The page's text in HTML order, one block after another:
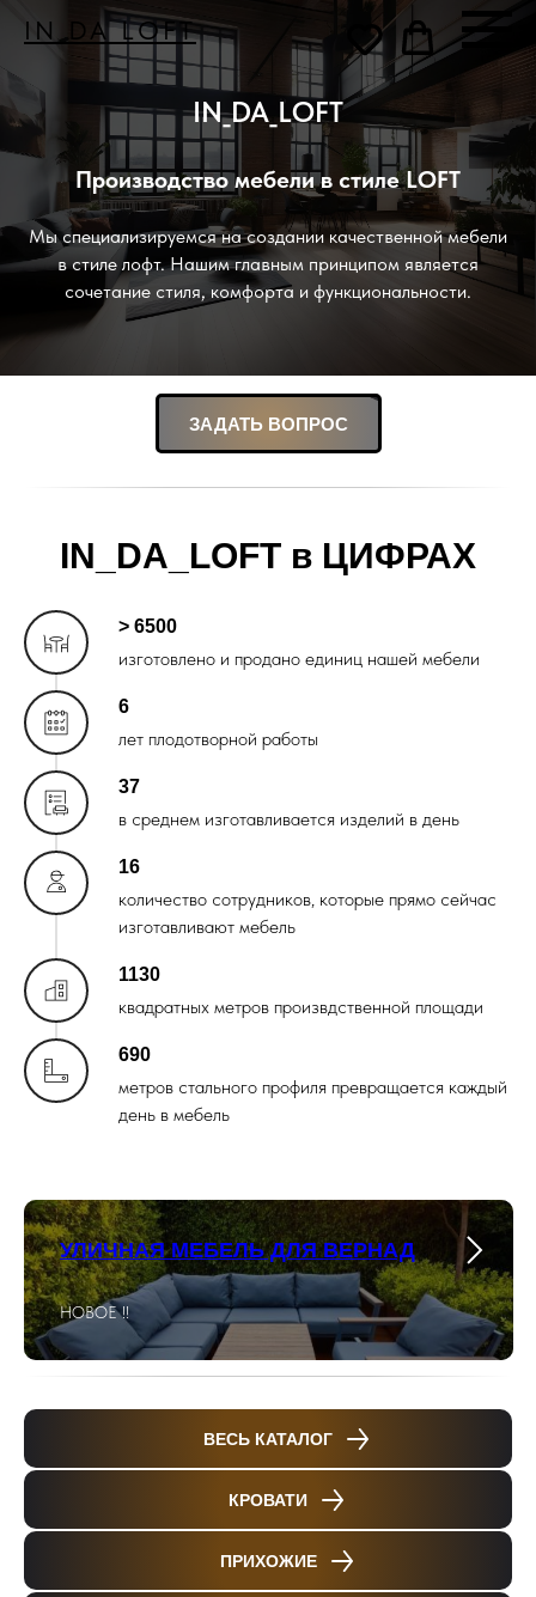
IN_DA_LOFT
IN_DA_LOFT
Производство мебели в стиле LOFT
Мы специализируемся на создании качественной мебели
в стиле лофт. Нашим главным принципом является
сочетание стиля, комфорта и функциональности.
ЗАДАТЬ ВОПРОС
IN_DA_LOFT в ЦИФРАХ
> 6500
изготовлено и продано единиц нашей мебели
6
лет плодотворной работы
37
в среднем изготавливается изделий в день
16
количество сотрудников, которые прямо сейчас
изготавливают мебель
1130
квадратных метров произвдственной площади
690
метров стального профиля превращается каждый
день в мебель
УЛИЧНАЯ МЕБЕЛЬ ДЛЯ ВЕРНАД
НОВОЕ !!
ВЕСЬ КАТАЛОГ
КРОВАТИ
ПРИХОЖИЕ